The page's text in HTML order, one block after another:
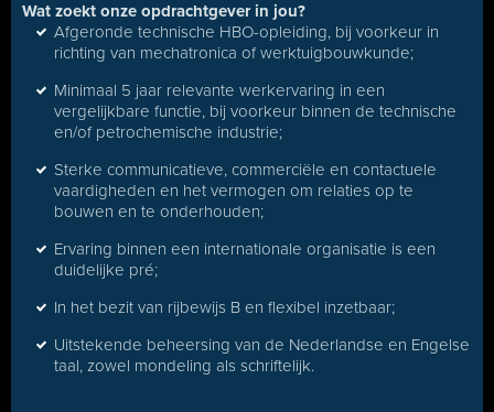
Wat zoekt onze opdrachtgever in jou?
Afgeronde technische HBO-opleiding, bij voorkeur in
richting van mechatronica of werktuigbouwkunde;
Minimaal 5 jaar relevante werkervaring in een
vergelijkbare functie, bij voorkeur binnen de technische
en/of petrochemische industrie;
Sterke communicatieve, commerciële en contactuele
vaardigheden en het vermogen om relaties op te
bouwen en te onderhouden;
Ervaring binnen een internationale organisatie is een
duidelijke pré;
In het bezit van rijbewijs B en flexibel inzetbaar;
Uitstekende beheersing van de Nederlandse en Engelse
taal, zowel mondeling als schriftelijk.